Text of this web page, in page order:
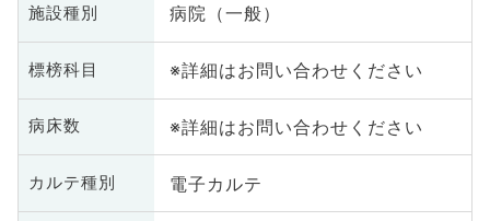
施設種別 病院（一般）
標榜科目 ※詳細はお問い合わせください
病床数 ※詳細はお問い合わせください
カルテ種別 電子カルテ